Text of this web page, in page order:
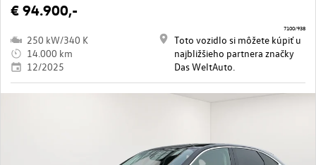
€ 94.900,-
250 kW/340 K
14.000 km
12/2025
Toto vozidlo si môžete kúpiť u
najbližšieho partnera značky
Das WeltAuto.
7100/938